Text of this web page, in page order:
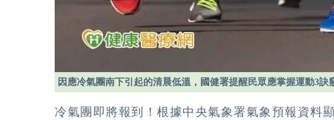
因應冷氣團南下引起的清晨低溫，國健署提醒民眾應掌握運動3訣
冷氣團即將報到！根據中央氣象署氣象預報資料